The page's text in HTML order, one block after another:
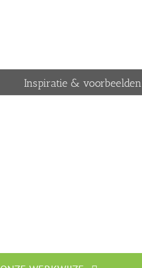
Inspiratie & voorbeelden